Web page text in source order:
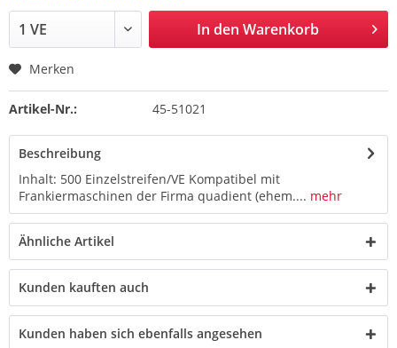
In den Warenkorb
Merken
Artikel-Nr.: 45-51021
Beschreibung
Inhalt: 500 Einzelstreifen/VE Kompatibel mit
Frankiermaschinen der Firma quadient (ehem.... mehr
Ähnliche Artikel
Kunden kauften auch
Kunden haben sich ebenfalls angesehen